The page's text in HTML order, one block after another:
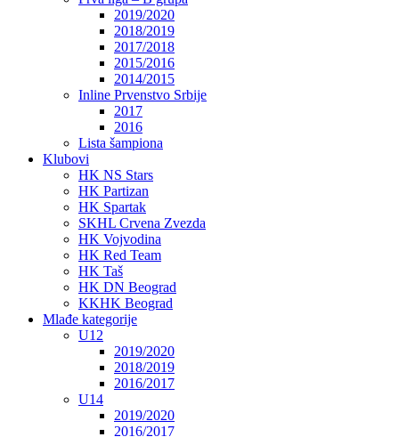
2019/2020
2018/2019
2017/2018
2015/2016
2014/2015
Inline Prvenstvo Srbije
2017
2016
Lista šampiona
Klubovi
HK NS Stars
HK Partizan
HK Spartak
SKHL Crvena Zvezda
HK Vojvodina
HK Red Team
HK Taš
HK DN Beograd
KKHK Beograd
Mlađe kategorije
U12
2019/2020
2018/2019
2016/2017
U14
2019/2020
2016/2017